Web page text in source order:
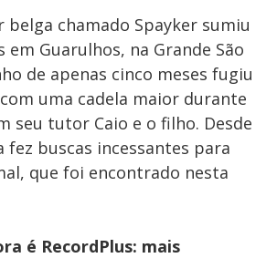
belga chamado Spayker sumiu
Guarulhos, na Grande São
de apenas cinco meses fugiu
uma cadela maior durante
seu tutor Caio e o filho. Desde
fez buscas incessantes para
que foi encontrado nesta
é RecordPlus: mais